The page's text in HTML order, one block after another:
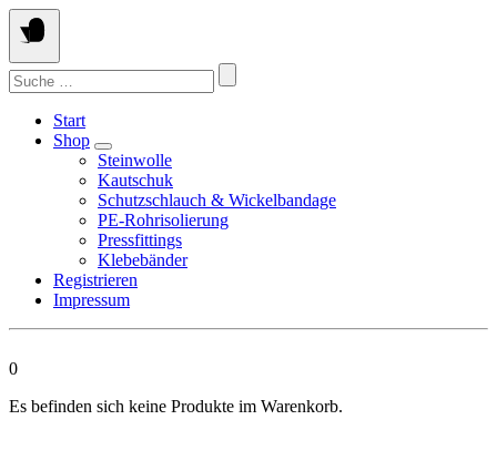
Springen
Sie
zum
Inhalt
Suchen
nach:
Start
Shop
Steinwolle
Kautschuk
Schutzschlauch & Wickelbandage
PE-Rohrisolierung
Pressfittings
Klebebänder
Registrieren
Impressum
0
Es befinden sich keine Produkte im Warenkorb.